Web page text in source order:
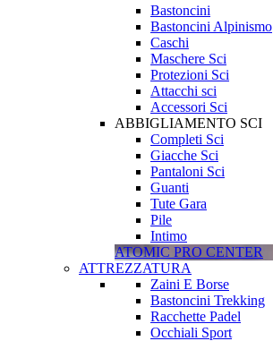
Bastoncini
Bastoncini Alpinismo
Caschi
Maschere Sci
Protezioni Sci
Attacchi sci
Accessori Sci
ABBIGLIAMENTO SCI
Completi Sci
Giacche Sci
Pantaloni Sci
Guanti
Tute Gara
Pile
Intimo
ATOMIC PRO CENTER
ATTREZZATURA
Zaini E Borse
Bastoncini Trekking
Racchette Padel
Occhiali Sport